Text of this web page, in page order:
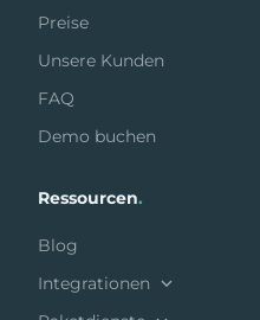
Preise
Unsere Kunden
FAQ
Demo buchen
Ressourcen.
Blog
Integrationen